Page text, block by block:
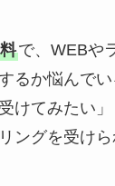
で、WEBや
るか悩んで
けてみたい
ングを受けら